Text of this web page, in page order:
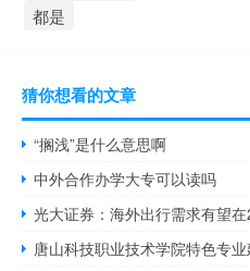
都是
猜你想看的文章
“搁浅”是什么意思啊
中外合作办学大专可以读吗
光大证券：海外出行需求有望
唐山科技职业技术学院特色专